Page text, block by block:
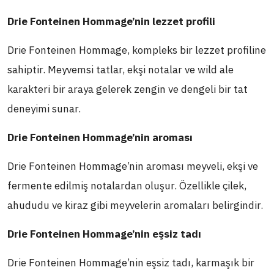
Drie Fonteinen Hommage’nin lezzet profili
Drie Fonteinen Hommage, kompleks bir lezzet profiline
sahiptir. Meyvemsi tatlar, ekşi notalar ve wild ale
karakteri bir araya gelerek zengin ve dengeli bir tat
deneyimi sunar.
Drie Fonteinen Hommage’nin aroması
Drie Fonteinen Hommage’nin aroması meyveli, ekşi ve
fermente edilmiş notalardan oluşur. Özellikle çilek,
ahududu ve kiraz gibi meyvelerin aromaları belirgindir.
Drie Fonteinen Hommage’nin eşsiz tadı
Drie Fonteinen Hommage’nin eşsiz tadı, karmaşık bir